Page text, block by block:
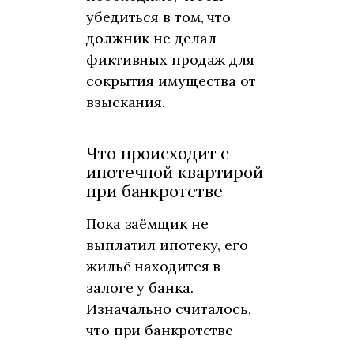
убедиться в том, что
должник не делал
фиктивных продаж для
сокрытия имущества от
взыскания.
Что происходит с
ипотечной квартирой
при банкротстве
Пока заёмщик не
выплатил ипотеку, его
жильё находится в
залоге у банка.
Изначально считалось,
что при банкротстве